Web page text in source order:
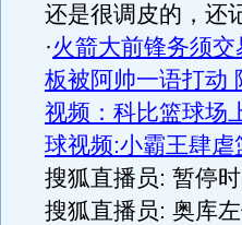
还是很调皮的，还
·火箭大前锋务须
板被阿帅一语打动
视频：科比篮球场
球视频:小霸王肆虐
搜狐直播员: 暂停
搜狐直播员: 奥库